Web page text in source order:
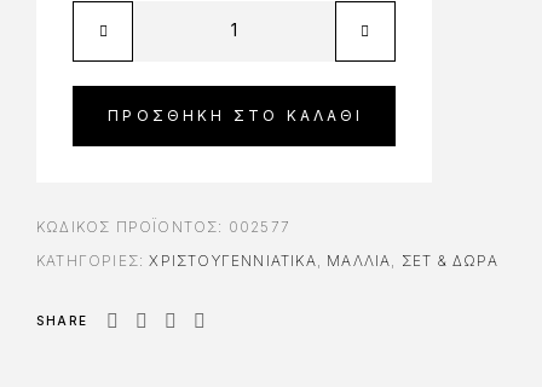
ΠΡΟΣΘΉΚΗ ΣΤΟ ΚΑΛΆΘΙ
ΚΩΔΙΚΌΣ ΠΡΟΪΌΝΤΟΣ: 002577
ΚΑΤΗΓΟΡΊΕΣ:ΧΡΙΣΤΟΥΓΕΝΝΙΆΤΙΚΑ ΜΑΛΛΙΑ ΣΕΤ & ΔΏΡΑ
SHARE